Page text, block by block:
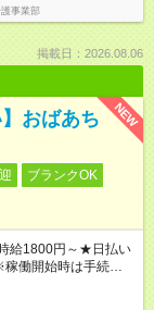
事業部
掲載日：2026.08.06
NEW
おばあち
ブランクOK
給1800円～★日払い
働開始時は手続き完